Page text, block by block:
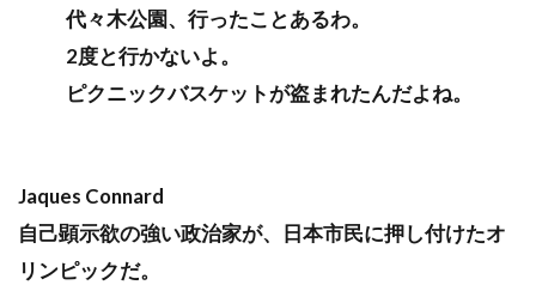
代々木公園、行ったことあるわ。
2度と行かないよ。
ピクニックバスケットが盗まれたんだよね。
Jaques Connard
自己顕示欲の強い政治家が、日本市民に押し付けたオ
リンピックだ。